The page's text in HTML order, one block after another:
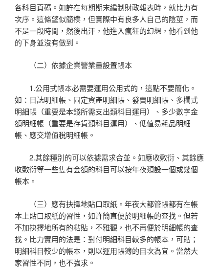
各科目頁碼。如許在每期期末編制財政報表時，就比力有
次序。這條望似簡樸，但實際中有良多人自己的陰莖，而
不是一段時間，然後出汗，他進入瘋狂的幻想，他看到他
的下身並沒有做到。
（二）依據企業營業量設置帳本
1.公用式帳本必需要運用公用式的，這點不要簡化。
如：日誌明細帳、固定資產明細帳、發賣明細帳、多欄式
明細帳（重要是本錢所需支出類科目運用）、多少數字金
額明細帳（重要是存貨類科目運用）、低值易耗品明細
帳、應交增值稅明細帳。
2.其餘種別的可以依據需求合並。如應收敷衍、其餘應
收敷衍等一些隻有金額的科目可以按年夜類設一個或幾個
帳本。
（三）應有抉擇地貼口取紙。年夜大都管帳都有在帳
本上貼口取紙的習性，如許簡直便於明細帳的查找。但若
不加抉擇地所有的粘貼，不雅觀，也不再便於明細帳的查
找。比力實用的法是：對付明細科目較多的帳本，可貼；
明細科目較少的帳本，則以運用帳簿的目次為宜。當然大
家習性不同，也不強求。